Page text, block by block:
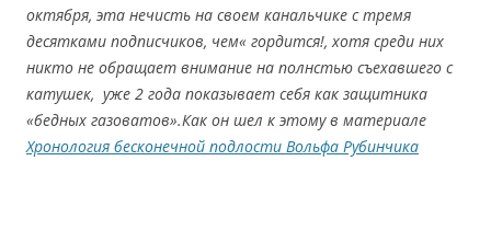
октября, эта нечисть на своем канальчике с тремя
десятками подписчиков, чем« гордится!, хотя среди них
никто не обращает внимание на полнстью съехавшего с
катушек, уже 2 года показывает себя как защитника
«бедных газоватов».Как он шел к этому в материале
Хронология бесконечной подлости Вольфа Рубинчика